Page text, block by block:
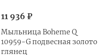
11 936 ₽
Мыльница Boheme Q
10959-G подвесная золото
глянец